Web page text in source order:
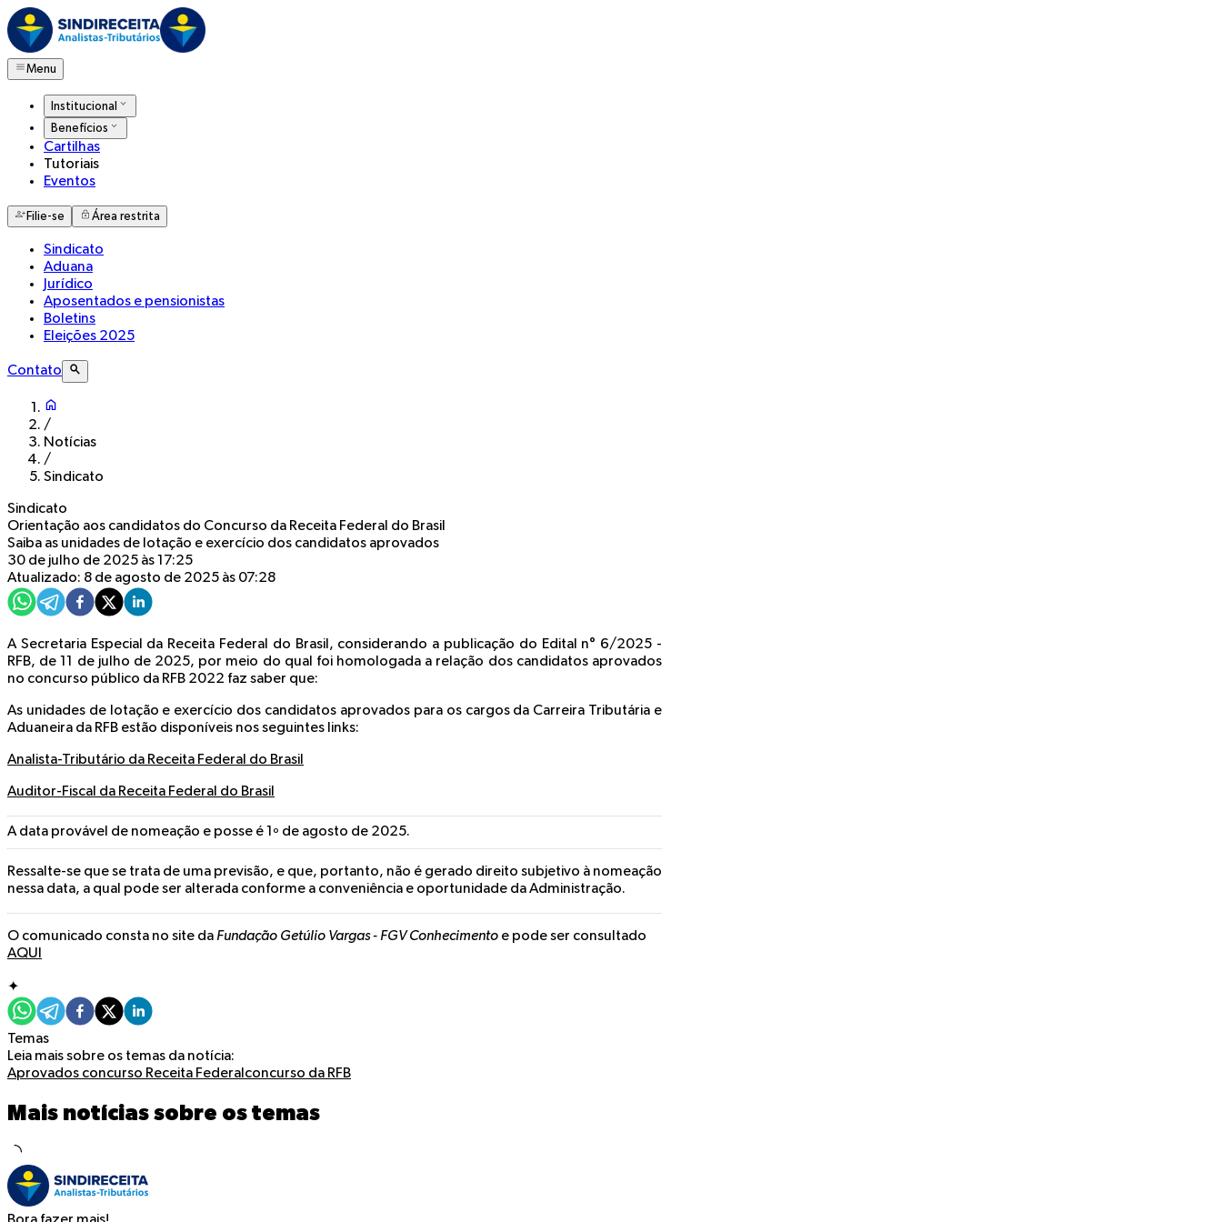
Menu
Institucional
Benefícios
Cartilhas
Tutoriais
Eventos
Filie-se Área restrita
Sindicato
Aduana
Jurídico
Aposentados e pensionistas
Boletins
Eleições 2025
Contato
/
Notícias
/
Sindicato
Sindicato
Orientação aos candidatos do Concurso da Receita Federal do Brasil
Saiba as unidades de lotação e exercício dos candidatos aprovados
30 de julho de 2025 às 17:25
Atualizado: 8 de agosto de 2025 às 07:28
A Secretaria Especial da Receita Federal do Brasil, considerando a publicação do Edital n° 6/2025 -
RFB, de 11 de julho de 2025, por meio do qual foi homologada a relação dos candidatos aprovados
no concurso público da RFB 2022 faz saber que:
As unidades de lotação e exercício dos candidatos aprovados para os cargos da Carreira Tributária e
Aduaneira da RFB estão disponíveis nos seguintes links:
Analista-Tributário da Receita Federal do Brasil
Auditor-Fiscal da Receita Federal do Brasil
A data provável de nomeação e posse é 1º de agosto de 2025.
Ressalte-se que se trata de uma previsão, e que, portanto, não é gerado direito subjetivo à nomeação
nessa data, a qual pode ser alterada conforme a conveniência e oportunidade da Administração.
O comunicado consta no site da Fundação Getúlio Vargas - FGV Conhecimento e pode ser consultado
AQUI
✦
Temas
Leia mais sobre os temas da notícia:
Aprovados concurso Receita Federal concurso da RFB
Mais notícias sobre os temas